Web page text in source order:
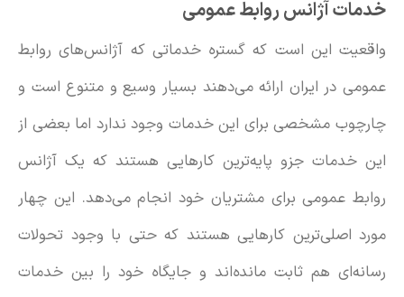
خدمات آژانس روابط عمومی
واقعیت این است که گستره خدماتی که آژانس‌های روابط
عمومی در ایران ارائه می‌دهند بسیار وسیع و متنوع است و
چارچوب مشخصی برای این خدمات وجود ندارد اما بعضی از
این خدمات جزو پایه‌ترین کارهایی هستند که یک آژانس
روابط عمومی برای مشتریان خود انجام می‌دهد. این چهار
مورد اصلی‌ترین کارهایی هستند که حتی با وجود تحولات
رسانه‌ای هم ثابت مانده‌اند و جایگاه خود را بین خدمات